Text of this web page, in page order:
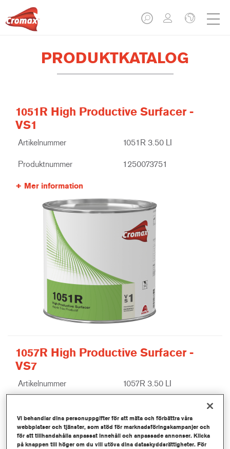
PRODUKTKATALOG
1051R High Productive Surfacer -
VS1
Artikelnummer 1051R 3.50 LI
Produktnummer 1250073751
Mer information
1057R High Productive Surfacer -
VS7
Artikelnummer 1057R 3.50 LI
Mer information
Vi behandlar dina personuppgifter för att mäta och förbättra våra
webbplatser och tjänster, som stöd för marknadsföringskampanjer och
för att tillhandahålla anpassat innehåll och anpassade annonser. Klicka
på knappen till höger om du vill utöva dina dataskyddsrättigheter. För